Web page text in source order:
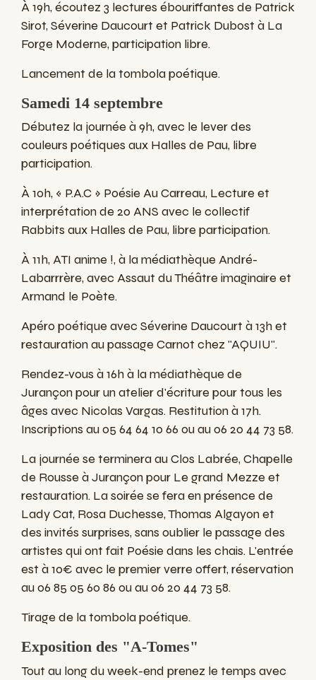
À 19h, écoutez 3 lectures ébouriffantes de Patrick
Sirot, Séverine Daucourt et Patrick Dubost à La
Forge Moderne, participation libre.
Lancement de la tombola poétique.
Samedi 14 septembre
Débutez la journée à 9h, avec le lever des
couleurs poétiques aux Halles de Pau, libre
participation.
À 10h, « P.A.C » Poésie Au Carreau, Lecture et
interprétation de 20 ANS avec le collectif
Rabbits aux Halles de Pau, libre participation.
À 11h, ATI anime !, à la médiathèque André-
Labarrrère, avec Assaut du Théâtre imaginaire et
Armand le Poète.
Apéro poétique avec Séverine Daucourt à 13h et
restauration au passage Carnot chez "AQUIU".
Rendez-vous à 16h à la médiathèque de
Jurançon pour un atelier d'écriture pour tous les
âges avec Nicolas Vargas. Restitution à 17h.
Inscriptions au 05 64 64 10 66 ou au 06 20 44 73 58.
La journée se terminera au Clos Labrée, Chapelle
de Rousse à Jurançon pour Le grand Mezze et
restauration. La soirée se fera en présence de
Lady Cat, Rosa Duchesse, Thomas Algayon et
des invités surprises, sans oublier le passage des
artistes qui ont fait Poésie dans les chais. L'entrée
est à 10€ avec le premier verre offert, réservation
au 06 85 05 60 86 ou au 06 20 44 73 58.
Tirage de la tombola poétique.
Exposition des "A-Tomes"
Tout au long du week-end prenez le temps avec